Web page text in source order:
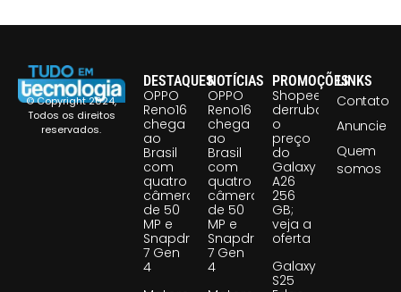
© Copyright 2024,
Todos os direitos
reservados.
DESTAQUES
OPPO
Reno16
chega
ao
Brasil
com
quatro
câmeras
de 50
MP e
Snapdragon
7 Gen
4
NOTÍCIAS
OPPO
Reno16
chega
ao
Brasil
com
quatro
câmeras
de 50
MP e
Snapdragon
7 Gen
4
PROMOÇÕES
Shopee
derruba
o
preço
do
Galaxy
A26
256
GB;
veja a
oferta
Galaxy
S25
LINKS
Contato
Anuncie
Quem
somos